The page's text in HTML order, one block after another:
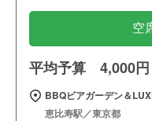
空
平均予算 4,000円
BBQビアガーデン＆
恵比寿駅／東京都